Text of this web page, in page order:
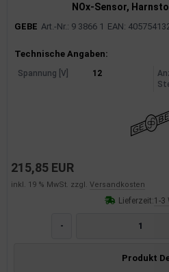
NOx-Sensor,
GEBE Art.-Nr.: 9 3866 1 EAN:
Produktinformationen
Technische Angaben:
Spannung [V] 12
215,85 EUR
inkl. 19 % MwSt. zzgl. Versandkosten
Lieferzeit:1-3
-
Produkt